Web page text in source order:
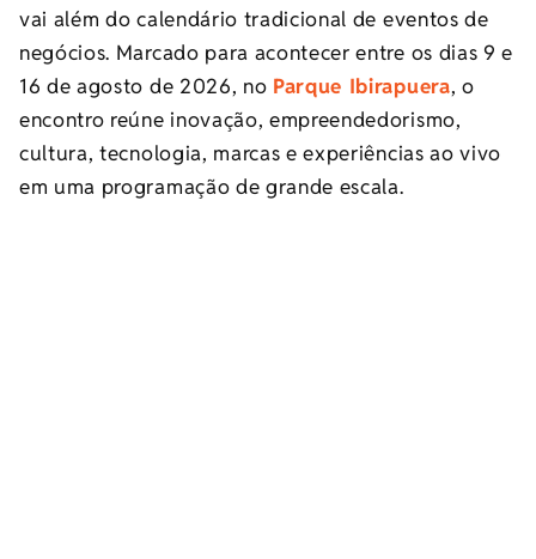
vai além do calendário tradicional de eventos de
negócios. Marcado para acontecer entre os dias 9 e
16 de agosto de 2026, no Parque Ibirapuera, o
encontro reúne inovação, empreendedorismo,
cultura, tecnologia, marcas e experiências ao vivo
em uma programação de grande escala.